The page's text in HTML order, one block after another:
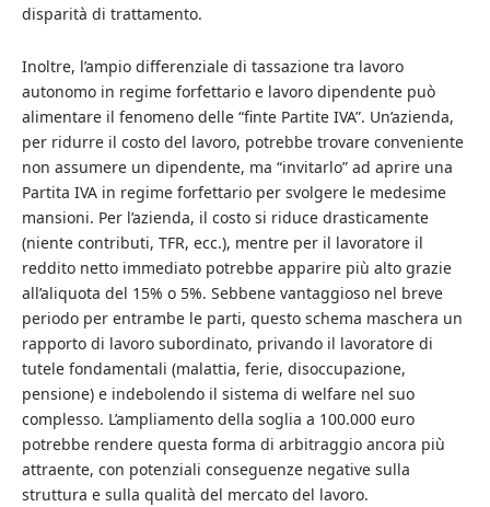
disparità di trattamento.
Inoltre, l’ampio differenziale di tassazione tra lavoro
autonomo in regime forfettario e lavoro dipendente può
alimentare il fenomeno delle “finte Partite IVA”. Un’azienda,
per ridurre il costo del lavoro, potrebbe trovare conveniente
non assumere un dipendente, ma “invitarlo” ad aprire una
Partita IVA in regime forfettario per svolgere le medesime
mansioni. Per l’azienda, il costo si riduce drasticamente
(niente contributi, TFR, ecc.), mentre per il lavoratore il
reddito netto immediato potrebbe apparire più alto grazie
all’aliquota del 15% o 5%. Sebbene vantaggioso nel breve
periodo per entrambe le parti, questo schema maschera un
rapporto di lavoro subordinato, privando il lavoratore di
tutele fondamentali (malattia, ferie, disoccupazione,
pensione) e indebolendo il sistema di welfare nel suo
complesso. L’ampliamento della soglia a 100.000 euro
potrebbe rendere questa forma di arbitraggio ancora più
attraente, con potenziali conseguenze negative sulla
struttura e sulla qualità del mercato del lavoro.